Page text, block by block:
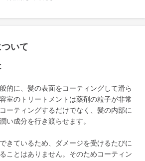
ついて
的に、髪の表面をコーティングして滑ら
室のトリートメントは薬剤の粒子が非常
ーティングするだけでなく、髪の内部に
い成分を行き渡らせます。
きているため、ダメージを受けるたびに
ことはありません。そのためコーティン